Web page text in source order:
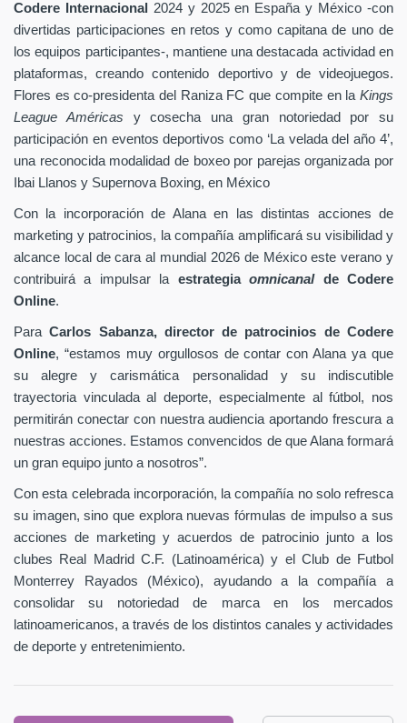
Codere Internacional 2024 y 2025 en España y México -con
divertidas participaciones en retos y como capitana de uno de
los equipos participantes-, mantiene una destacada actividad en
plataformas, creando contenido deportivo y de videojuegos.
Flores es co-presidenta del Raniza FC que compite en la Kings
League Américas y cosecha una gran notoriedad por su
participación en eventos deportivos como ‘La velada del año 4’,
una reconocida modalidad de boxeo por parejas organizada por
Ibai Llanos y Supernova Boxing, en México
Con la incorporación de Alana en las distintas acciones de
marketing y patrocinios, la compañía amplificará su visibilidad y
alcance local de cara al mundial 2026 de México este verano y
contribuirá a impulsar la estrategiaomnicanal de Codere
Online.
ParaCarlos Sabanza, director de patrocinios de Codere
Online, “estamos muy orgullosos de contar con Alana ya que
su alegre y carismática personalidad y su indiscutible
trayectoria vinculada al deporte, especialmente al fútbol, nos
permitirán conectar con nuestra audiencia aportando frescura a
nuestras acciones. Estamos convencidos de que Alana formará
un gran equipo junto a nosotros”.
Con esta celebrada incorporación, la compañía no solo refresca
su imagen, sino que explora nuevas fórmulas de impulso a sus
acciones de marketing y acuerdos de patrocinio junto a los
clubes Real Madrid C.F. (Latinoamérica) y el Club de Futbol
Monterrey Rayados (México), ayudando a la compañía a
consolidar su notoriedad de marca en los mercados
latinoamericanos, a través de los distintos canales y actividades
de deporte y entretenimiento.